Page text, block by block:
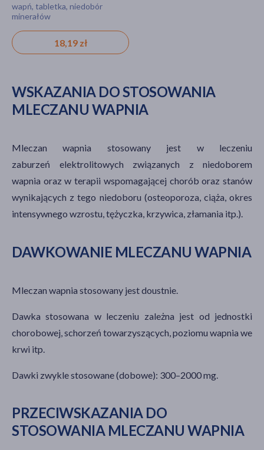
wapń, tabletka, niedobór
minerałów
18,19 zł
WSKAZANIA DO STOSOWANIA
MLECZANU WAPNIA
Mleczan wapnia stosowany jest w leczeniu
zaburzeń elektrolitowych związanych z niedoborem
wapnia oraz w terapii wspomagającej chorób oraz stanów
wynikających z tego niedoboru (osteoporoza, ciąża, okres
intensywnego wzrostu, tężyczka, krzywica, złamania itp.).
DAWKOWANIE MLECZANU WAPNIA
Mleczan wapnia stosowany jest doustnie.
Dawka stosowana w leczeniu zależna jest od jednostki
chorobowej, schorzeń towarzyszących, poziomu wapnia we
krwi itp.
Dawki zwykle stosowane (dobowe): 300–2000 mg.
PRZECIWSKAZANIA DO
STOSOWANIA MLECZANU WAPNIA